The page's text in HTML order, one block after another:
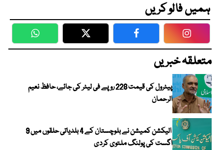
ہمیں فالو کریں
WhatsApp Twitter Facebook
متعلقہ خبریں
پیٹرول کی قیمت 228 روپے فی لیٹر کی جائے، حافظ نعیم
الرحمان
الیکشن کمیشن نے بلوچستان کے 4 بلدیاتی حلقوں میں 9
اگست کی پولنگ ملتوی کردی